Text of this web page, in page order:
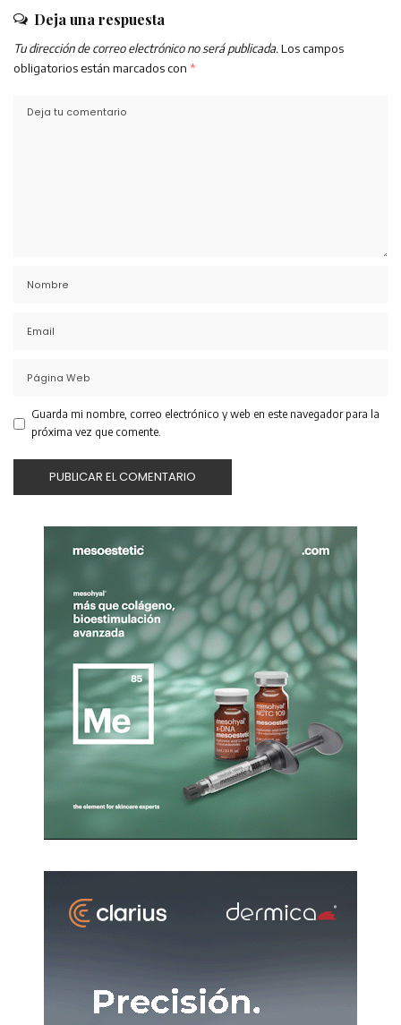
Deja una respuesta
Tu dirección de correo electrónico no será publicada. Los campos
obligatorios están marcados con *
Guarda mi nombre, correo electrónico y web en este navegador para la
próxima vez que comente.